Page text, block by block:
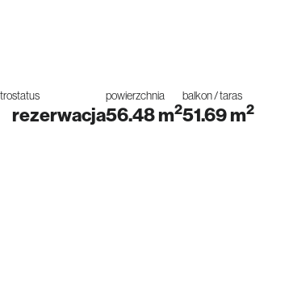
status
rezerwacja
powierzchnia
56.48m2
balkon / taras
51.69m2